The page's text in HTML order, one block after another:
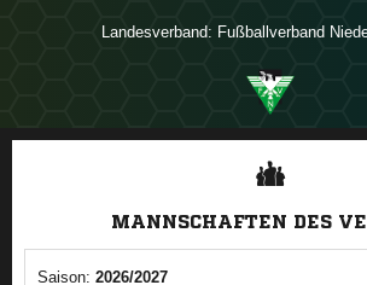
Landesverband: Fußballverband
ANZEIGE
MANNSCHAFTEN DES
Saison: 2026/2027